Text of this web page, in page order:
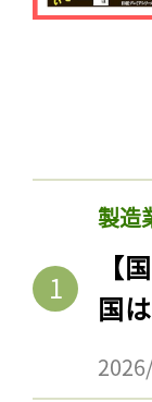
製造
【
国